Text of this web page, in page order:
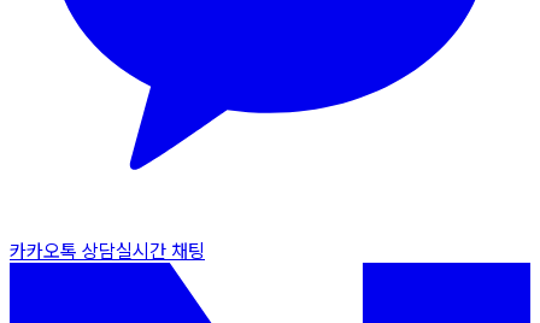
카카오톡 상담실시간 채팅